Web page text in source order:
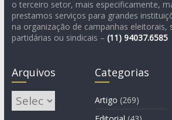
o terceiro setor, mais especificamente,
prestamos serviços para grandes
na organização de campanhas eleitorais,
partidárias ou sindicais – (11) 94037.6585
Arquivos
Arquivos
Categorias
Artigo (269)